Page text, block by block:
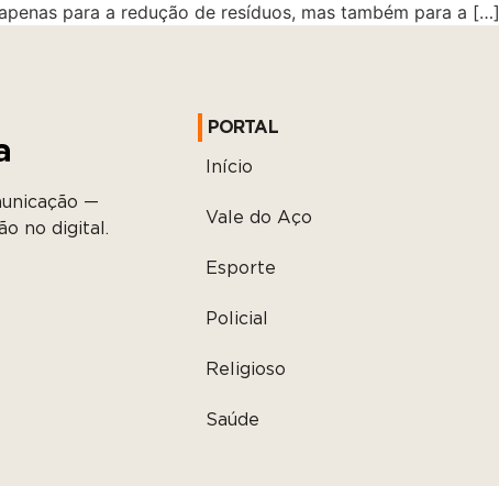
para a redução de resíduos, mas também para a […]
—
no digital.
PORTAL
Início
Vale do Aço
Esporte
Policial
Religioso
Saúde